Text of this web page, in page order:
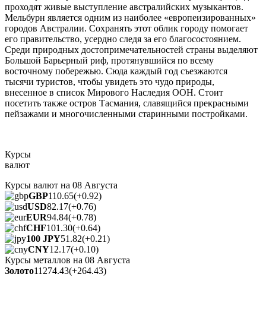
проходят живые выступление австралийских музыкантов.
Мельбурн является одним из наиболее «европеизированных»
городов Австралии. Сохранять этот облик городу помогает
его правительство, усердно следя за его благосостоянием.
Среди природных достопримечательностей страны выделяют
Большой Барьерный риф, протянувшийся по всему
восточному побережью. Сюда каждый год съезжаются
тысячи туристов, чтобы увидеть это чудо природы,
внесенное в список Мирового Наследия ООН. Стоит
посетить также остров Тасмания, славящийся прекрасными
пейзажами и многочисленными старинными постройками.
Курсы
валют
Курсы валют на 08 Августа
GBP110.65(+0.92)
USD82.17(+0.76)
EUR94.84(+0.78)
CHF101.30(+0.64)
100 JPY51.82(+0.21)
CNY12.17(+0.10)
Курсы металлов на 08 Августа
Золото11274.43(+264.43)